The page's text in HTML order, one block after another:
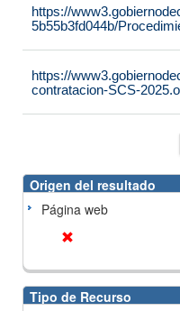
https://
5b55b3fd044b/
https://
contratacion-SCS-
Origen del resultado
Página web
Tipo de Recurso